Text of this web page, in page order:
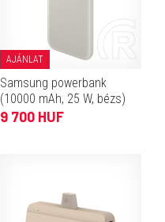
AJÁNLAT
Samsung powerbank
(10000 mAh, 25 W, bézs)
9 700 HUF